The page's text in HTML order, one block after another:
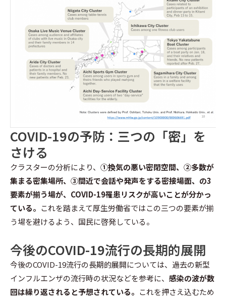
COVID-19の予防：三つの「密」を
さける
クラスターの分析により、 ①換気の悪い密閉空間、②多数が
集まる密集場所、③間近で会話や発声をする密接場面、の3
要素が揃う場が、COVID-19罹患リスクが高いことが分かっ
ている。 これを踏まえて厚生労働省ではこの三つの要素が揃
う場を避けるよう、国民に啓発している。
今後のCOVID-19流行の長期的展開
今後のCOVID-19流行の長期的展開については、過去の新型
インフルエンザの流行時の状況などを参考に、 感染の波が数
回は繰り返されると予想されている。 これを押さえ込むため